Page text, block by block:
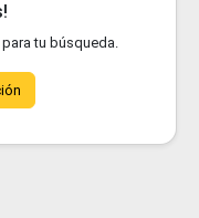
tu búsqueda.